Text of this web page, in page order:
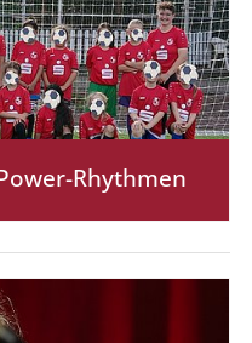
Rhythmen